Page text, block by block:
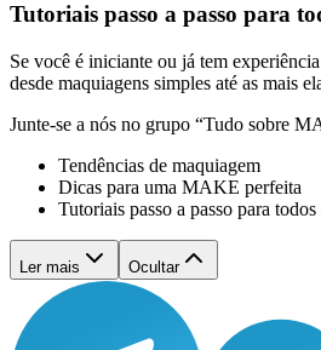
Tutoriais passo a passo para
Se você é iniciante ou já tem
desde maquiagens simples até as mais
Junte-se a nós no grupo “Tudo sobre
Tendências de maquiagem
Dicas para uma MAKE perfeita
Tutoriais passo a passo para
Ler mais Ocultar